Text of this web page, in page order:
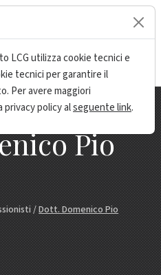
Pio
/Dott. Domenico Pio
LCG utilizza cookie tecnici e
tecnici per garantire il
Per avere maggiori
policy alseguente link.